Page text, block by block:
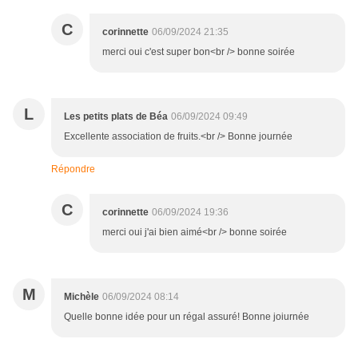
C corinnette 06/09/2024 21:35
merci oui c'est super bon<br /> bonne soirée
L Les petits plats de Béa 06/09/2024 09:49
Excellente association de fruits.<br /> Bonne journée
Répondre
C corinnette 06/09/2024 19:36
merci oui j'ai bien aimé<br /> bonne soirée
M Michèle 06/09/2024 08:14
Quelle bonne idée pour un régal assuré! Bonne joiurnée